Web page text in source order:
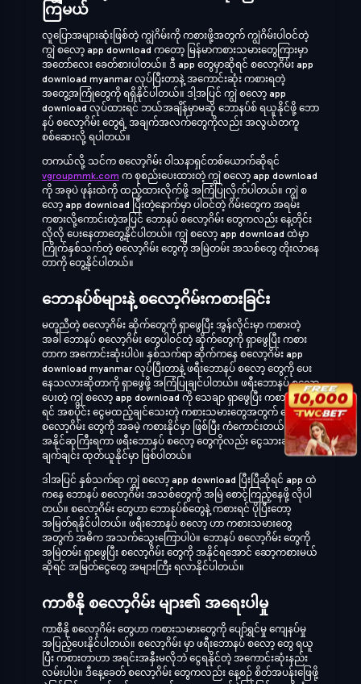
ကြမယ်
လူပြောအများဆုံးဖြစ်တဲ့ ကျွဲဂိမ်းကို ကစားဖို့အတွက် ကျွဲဂိမ်းပါဝင်တဲ့
ကျွဲ စလော့ app download ကတော့ မြန်မာကစားသမားတွေကြားမှာ
အတော်လေး ခေတ်စားပါတယ်။ ဒီ app တွေမှာဆိုရင် စလော့ဂိမ်း app
download myanmar လုပ်ပြီးတာနဲ့ အကောင်းဆုံး ကစားရတဲ့
အတွေ့အကြုံတွေကို ရရှိနိုင်ပါတယ်။ ဒါ့အပြင် ကျွဲ စလော့ app
download လုပ်ထားရင် ဘယ်အချိန်မှာမဆို ဘောနပ်စ် ရယူနိုင်ဖို့ ဘော
နပ် စလော့ဂိမ်း တွေရဲ့ အချက်အလက်တွေကိုလည်း အလွယ်တကူ
စစ်ဆေးလို့ ရပါတယ်။
တကယ်လို့ သင်က စလော့ဂိမ်း ဝါသနာရှင်တစ်ယောက်ဆိုရင်
vgroupmmk.com က စုစည်းပေးထားတဲ့ ကျွဲ စလော့ app download
ကို အခုပဲ ဖုန်းထဲကို ထည့်ထားလိုက်ဖို့ အကြံပြုလိုက်ပါတယ်။ ကျွဲ စ
လော့ app download ပြီးတဲ့နောက်မှာ ပါဝင်တဲ့ ဂိမ်းတွေက အရမ်း
ကစားလို့ကောင်းတဲ့အပြင် ဘောနပ် စလော့ဂိမ်း တွေကလည်း နေ့တိုင်း
လိုလို ပေးနေတာတွေ့နိုင်ပါတယ်။ ကျွဲ စလော့ app download ထဲမှာ
ကြိုက်နှစ်သက်တဲ့ စလော့ဂိမ်း တွေကို အမြဲတမ်း အသစ်တွေ တိုးလာနေ
တာကို တွေ့နိုင်ပါတယ်။
ဘောနပ်စ်များနဲ့ စလော့ဂိမ်းကစားခြင်း
မတူညီတဲ့ စလော့ဂိမ်း ဆိုက်တွေကို ရှာဖွေပြီး အွန်လိုင်းမှာ ကစားတဲ့
အခါ ဘောနပ် စလော့ဂိမ်း တွေပါဝင်တဲ့ ဆိုက်တွေကို ရှာဖွေပြီး ကစား
တာက အကောင်းဆုံးပါပဲ။ နှစ်သက်ရာ ဆိုက်ကနေ စလော့ဂိမ်း app
download myanmar လုပ်ပြီးတာနဲ့ ဖရီးဘောနပ် စလော့ တွေကို ပေး
နေသလားဆိုတာကို ရှာဖွေဖို့ အကြံပြုချင်ပါတယ်။ ဖရီးဘောနပ် စလော့
ပေးတဲ့ ကျွဲ စလော့ app download ကို သေချာ ရှာဖွေပြီး ကစားမယ်ဆို
ရင် အစပိုင်း ငွေမထည့်ချင်သေးတဲ့ ကစားသမားတွေအတွက် ဘောနပ်
စလော့ဂိမ်း တွေကို အခမဲ့ ကစားနိုင်မှာ ဖြစ်ပြီး ကံကောင်းတယ်ဆိုရင်
အနိုင်ဆုကြီးရကာ ဖရီးဘောနပ် စလော့ တွေကိုလည်း ငွေသားဆုကြေး
ချက်ချင်း ထုတ်ယူနိုင်မှာ ဖြစ်ပါတယ်။
ဒါအပြင် နှစ်သက်ရာ ကျွဲ စလော့ app download ပြီးပြီဆိုရင် app ထဲ
ကနေ ဘောနပ် စလော့ဂိမ်း အသစ်တွေကို အမြဲ စောင့်ကြည့်နေဖို့ လိုပါ
တယ်။ စလော့ဂိမ်း တွေဟာ ဘောနပ်စ်တွေနဲ့ ကစားရင် ပိုပြီးတော့
အမြတ်ရနိုင်ပါတယ်။ ဖရီးဘောနပ် စလော့ ဟာ ကစားသမားတွေ
အတွက် အဓိက အသက်သွေးကြောပါပဲ။ ဘောနပ် စလော့ဂိမ်း တွေကို
အမြဲတမ်း ရှာဖွေပြီး စလော့ဂိမ်း တွေကို အနိုင်ရအောင် ဆော့ကစားမယ်
ဆိုရင် အမြတ်ငွေတွေ အများကြီး ရလာနိုင်ပါတယ်။
ကာစီနို စလော့ဂိမ်း များ၏ အရေးပါမှု
ကာစီနို စလော့ဂိမ်း တွေဟာ ကစားသမားတွေကို ပျော်ရွှင်မှု ကျေနပ်မှု
အပြည့်ပေးနိုင်ပါတယ်။ စလော့ဂိမ်း မှာ ဖရီးဘောနပ် စလော့ တွေ ရယူ
ပြီး ကစားတာဟာ အရင်းအနှီးမလိုဘဲ ငွေရနိုင်တဲ့ အကောင်းဆုံးနည်း
လမ်းပါပဲ။ ဒီနေ့ခေတ် စလော့ဂိမ်း တွေကလည်း နေ့စဉ် စိတ်အပန်းဖြေဖို့